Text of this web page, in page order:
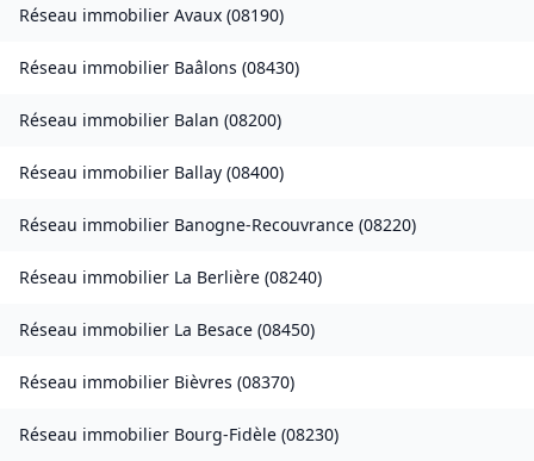
Réseau immobilier Avaux (08190)
Réseau immobilier Baâlons (08430)
Réseau immobilier Balan (08200)
Réseau immobilier Ballay (08400)
Réseau immobilier Banogne-Recouvrance (08220)
Réseau immobilier La Berlière (08240)
Réseau immobilier La Besace (08450)
Réseau immobilier Bièvres (08370)
Réseau immobilier Bourg-Fidèle (08230)